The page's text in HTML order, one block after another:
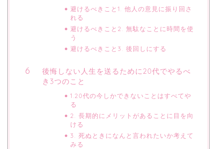
避けるべきこと1. 他人の意見に振り回さ
れる
避けるべきこと2. 無駄なことに時間を使
う
避けるべきこと3. 後回しにする
後悔しない人生を送るために20代でやるべ
き3つのこと
1.20代の今しかできないことはすべてや
る
2. 長期的にメリットがあることに目を向
ける
3. 死ぬときになんと言われたいか考えて
みる